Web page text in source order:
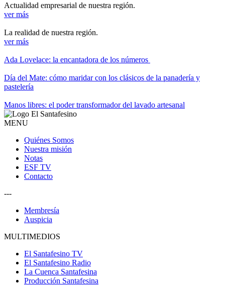
Actualidad empresarial de nuestra región.
ver más
La realidad de nuestra región.
ver más
Ada Lovelace: la encantadora de los números
Día del Mate: cómo maridar con los clásicos de la panadería y
pastelería
Manos libres: el poder transformador del lavado artesanal
MENU
Quiénes Somos
Nuestra misión
Notas
ESF TV
Contacto
---
Membresía
Auspicia
MULTIMEDIOS
El Santafesino TV
El Santafesino Radio
La Cuenca Santafesina
Producción Santafesina